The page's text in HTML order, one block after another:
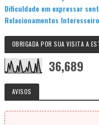
Dificuldade em expressar
Relacionamentos
OBRIGADA POR SUA VISITA A
36,689
AVISOS